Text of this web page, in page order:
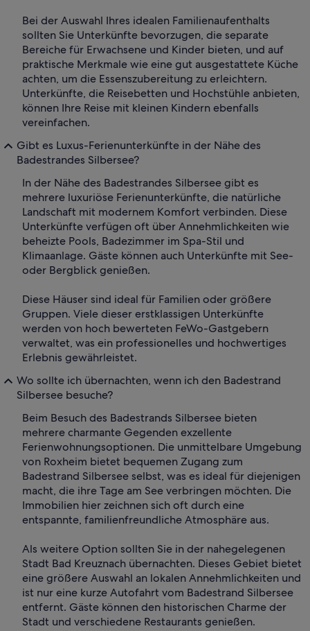
Bei der Auswahl Ihres idealen Familienaufenthalts
sollten Sie Unterkünfte bevorzugen, die separate
Bereiche für Erwachsene und Kinder bieten, und auf
praktische Merkmale wie eine gut ausgestattete Küche
achten, um die Essenszubereitung zu erleichtern.
Unterkünfte, die Reisebetten und Hochstühle anbieten,
können Ihre Reise mit kleinen Kindern ebenfalls
vereinfachen.
Gibt es Luxus-Ferienunterkünfte in der Nähe des
Badestrandes Silbersee?
In der Nähe des Badestrandes Silbersee gibt es
mehrere luxuriöse Ferienunterkünfte, die natürliche
Landschaft mit modernem Komfort verbinden. Diese
Unterkünfte verfügen oft über Annehmlichkeiten wie
beheizte Pools, Badezimmer im Spa-Stil und
Klimaanlage. Gäste können auch Unterkünfte mit See-
oder Bergblick genießen.
Diese Häuser sind ideal für Familien oder größere
Gruppen. Viele dieser erstklassigen Unterkünfte
werden von hoch bewerteten FeWo-Gastgebern
verwaltet, was ein professionelles und hochwertiges
Erlebnis gewährleistet.
Wo sollte ich übernachten, wenn ich den Badestrand
Silbersee besuche?
Beim Besuch des Badestrands Silbersee bieten
mehrere charmante Gegenden exzellente
Ferienwohnungsoptionen. Die unmittelbare Umgebung
von Roxheim bietet bequemen Zugang zum
Badestrand Silbersee selbst, was es ideal für diejenigen
macht, die ihre Tage am See verbringen möchten. Die
Immobilien hier zeichnen sich oft durch eine
entspannte, familienfreundliche Atmosphäre aus.
Als weitere Option sollten Sie in der nahegelegenen
Stadt Bad Kreuznach übernachten. Dieses Gebiet bietet
eine größere Auswahl an lokalen Annehmlichkeiten und
ist nur eine kurze Autofahrt vom Badestrand Silbersee
entfernt. Gäste können den historischen Charme der
Stadt und verschiedene Restaurants genießen.